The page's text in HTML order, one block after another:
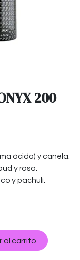
200
ácida) y canela.
y rosa.
y pachulí.
al carrito